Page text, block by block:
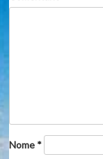
Nome *